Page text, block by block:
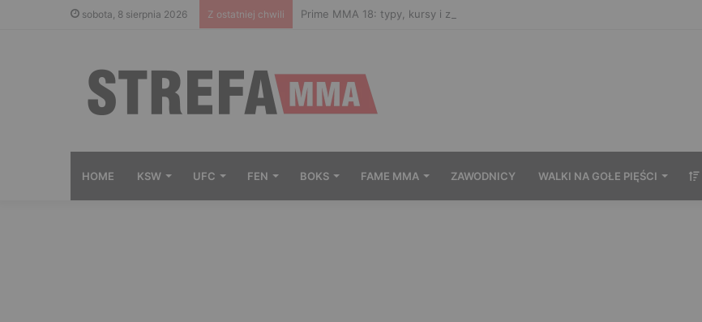
sobota, 8 sierpnia 2026 Z ostatniej chwili Prime MMA 18: typy, kursy i zakłady bukmacherskie na galę
HOME KSW UFC FEN BOKS FAME MMA ZAWODNICY WALKI NA GOŁE PIĘŚCI